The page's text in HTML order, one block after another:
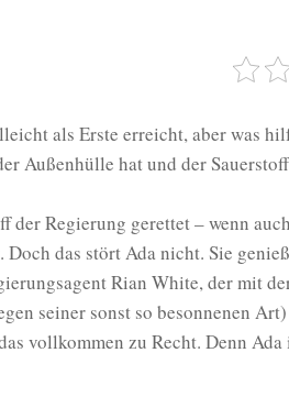
als Erste erreicht, aber was
Außenhülle hat und der
der Regierung gerettet – wenn
das stört Ada nicht. Sie
Rian White, der mit
seiner sonst so besonnenen
vollkommen zu Recht. Denn